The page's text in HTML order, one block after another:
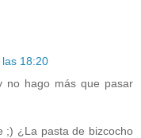
18:20
no hago más que pasar
;) ¿La pasta de bizcocho